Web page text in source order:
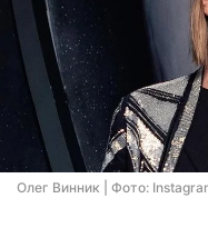
Олег Винник | Фото: